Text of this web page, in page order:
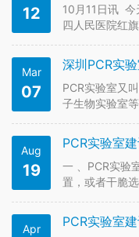
审投入运行。
12
10月11日讯 今
四人民医院红
战结合”设计要
区域进行管理
市第四人民医
Mar
07
PCR实验室又
子生物实验室
决方案，资深
建设、装修方
系统、实验室
Aug
19
PCR实验室
一 、PCR实验
置，或者干脆
理、噪声保护
实验室应尽量
Apr PCR实验室